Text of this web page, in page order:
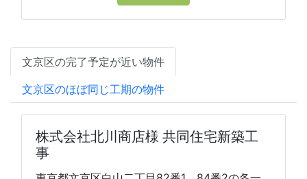
文京区の完了予定が近い物件
文京区のほぼ同じ工期の物件
株式会社北川商店様 共同住宅新築工
事